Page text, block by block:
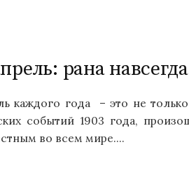
рана навсегда
каждого года – это не
событий 1903 года,
во всем мире....